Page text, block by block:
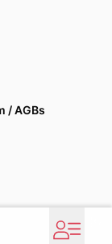
/ AGBs